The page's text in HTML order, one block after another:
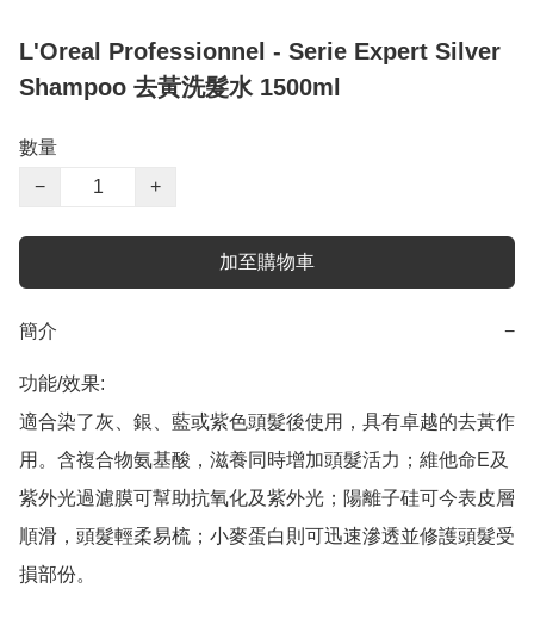
L'Oreal Professionnel - Serie Expert Silver
Shampoo 去黃洗髮水 1500ml
數量
−
+
加至購物車
簡介 −
功能/效果:
適合染了灰、銀、藍或紫色頭髮後使用，具有卓越的去黃作
用。含複合物氨基酸，滋養同時增加頭髮活力；維他命E及
紫外光過濾膜可幫助抗氧化及紫外光；陽離子硅可今表皮層
順滑，頭髮輕柔易梳；小麥蛋白則可迅速滲透並修護頭髮受
損部份。